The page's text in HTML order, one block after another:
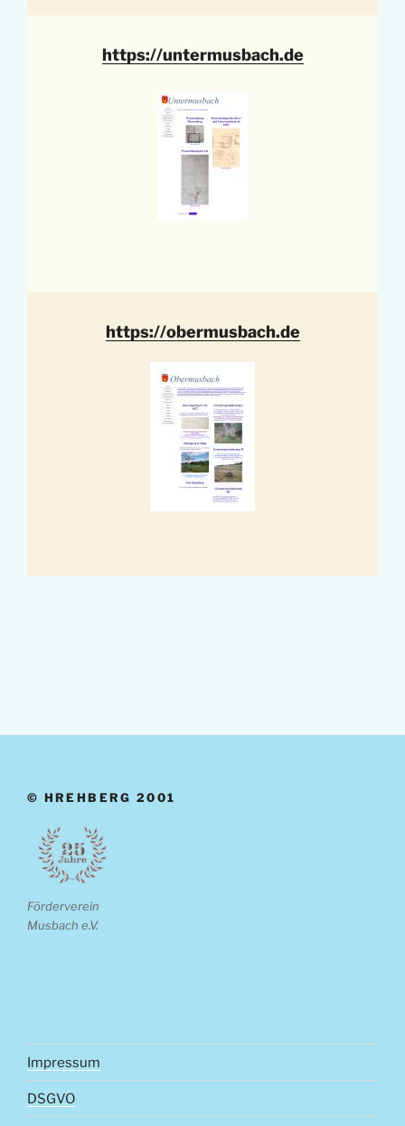
https://untermusbach.de
https://obermusbach.de
© HREHBERG 2001
Förderverein
Musbach e.V.
Impressum
DSGVO